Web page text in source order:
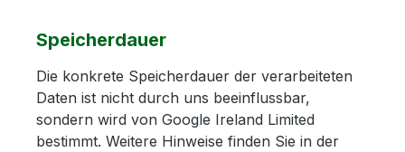
Speicherdauer
Die konkrete Speicherdauer der verarbeiteten
Daten ist nicht durch uns beeinflussbar,
sondern wird von Google Ireland Limited
bestimmt. Weitere Hinweise finden Sie in der